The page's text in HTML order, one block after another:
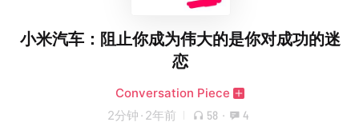
小米汽车：阻止你成为伟大的是你对成功的迷
恋
Conversation Piece
2分钟 · 2年前 58 · 4